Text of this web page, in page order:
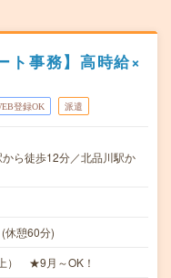
ト事務】高時給×
登録OK 派遣
ら徒歩12分／北品川駅か
休憩60分)
） ★9月～OK！